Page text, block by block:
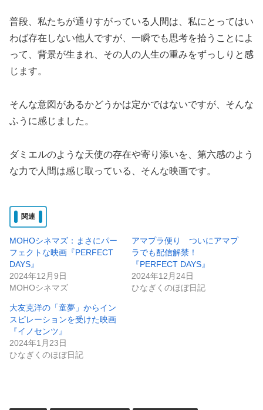
普段、私たちが通りすがっている人間は、私にとってはい
わば存在しない他人ですが、一瞬でも思考を拾うことによ
って、背景が生まれ、その人の人生の重みをずっしりと感
じます。
そんな意図があるかどうかは定かではないですが、そんな
ふうに感じました。
ダミエルのような天使の存在や寄り添いを、第六感のよう
な力で人間は感じ取っている、そんな映画です。
関連
MOHOシネマズ：まさにパー
フェクトな映画『PERFECT
DAYS』
2024年12月9日
MOHOシネマズ
アマプラ便り ついにアマプ
ラでも配信解禁！
『PERFECT DAYS』
2024年12月24日
ひなぎくのほぼ日記
大友克洋の「童夢」からイン
スピレーションを受けた映画
『イノセンツ』
2024年1月23日
ひなぎくのほぼ日記